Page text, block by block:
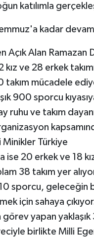
katılımla
kadar
Açık Alan Ramazan
kız ve 28 erkek
takım mücadele
900 sporcu
ruhu ve takım
Türkiye
ise 20 erkek ve 18 kız
38 takım yer
sporcu, geleceğin
için sahaya
yapan yaklaşık
birlikte Milli